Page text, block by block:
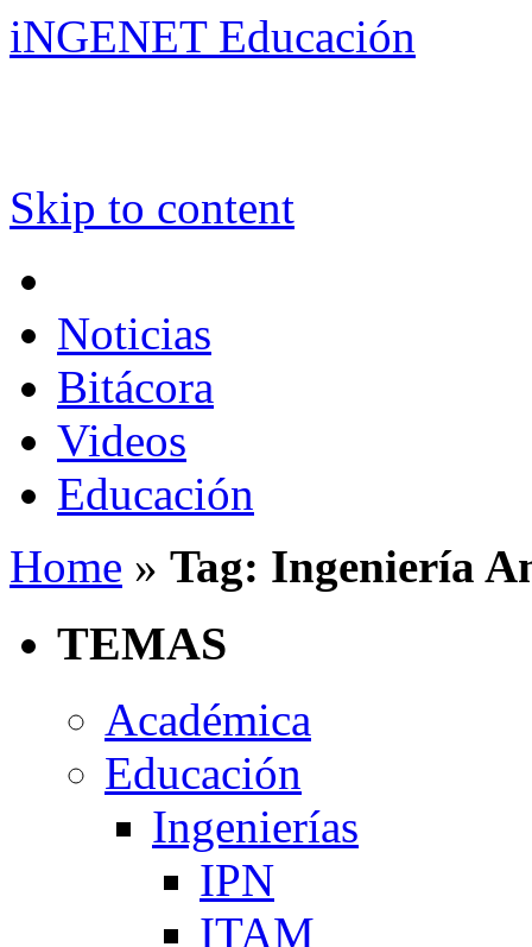
iNGENET Educación
Skip to content
Noticias
Bitácora
Videos
Educación
Home » Tag: Ingeniería
TEMAS
Académica
Educación
Ingenierías
IPN
ITAM